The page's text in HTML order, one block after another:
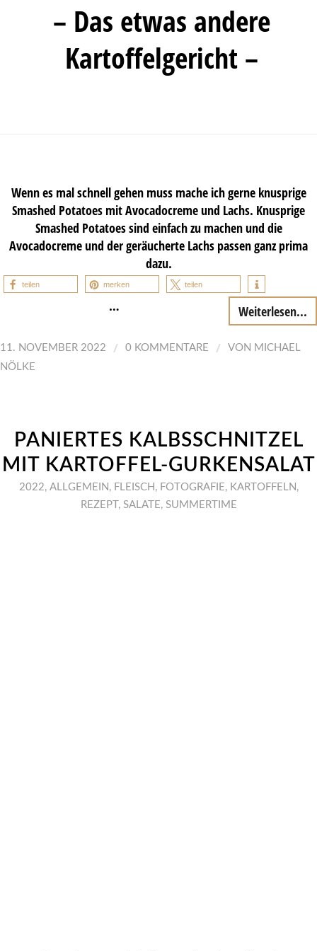
– Das etwas andere
Kartoffelgericht –
Wenn es mal schnell gehen muss mache ich gerne knusprige
Smashed Potatoes mit Avocadocreme und Lachs. Knusprige
Smashed Potatoes sind einfach zu machen und die
Avocadocreme und der geräucherte Lachs passen ganz prima
dazu.
teilen merken teilen
… Weiterlesen...
11. NOVEMBER 2022 / 0 KOMMENTARE / VON MICHAEL
NÖLKE
PANIERTES KALBSSCHNITZEL
MIT KARTOFFEL-GURKENSALAT
2022, ALLGEMEIN , FLEISCH , FOTOGRAFIE, KARTOFFELN ,
REZEPT, SALATE, SUMMERTIME